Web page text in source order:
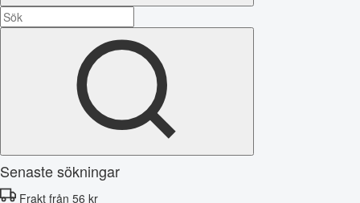
Senaste sökningar
Frakt från 56 kr